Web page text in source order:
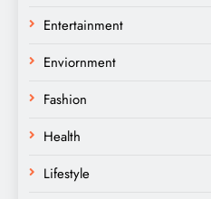
Entertainment
Enviornment
Fashion
Health
Lifestyle